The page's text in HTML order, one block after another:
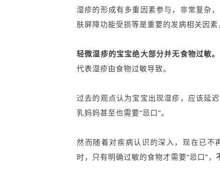
湿疹的形成有多重因素参与，非常复杂
肤屏障功能受损等是重要的发病相关因
轻微湿疹的宝宝绝大部分并无食物过敏。
代表湿疹由食物过敏导致。
过去的观点认为宝宝出现湿疹，应该延
乳妈妈甚至也需要“忌口”。
然而随着对疾病认识的深入，现在已
时，只有明确过敏的食物才需要“忌口”，